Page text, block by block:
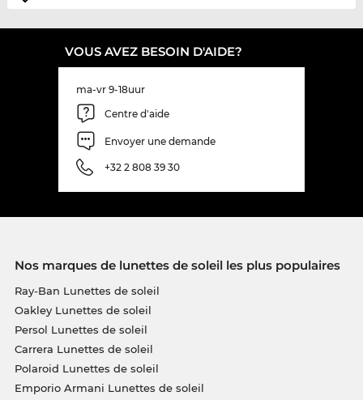
VOUS AVEZ BESOIN D'AIDE?
ma-vr 9-18uur
Centre d'aide
Envoyer une demande
+32 2 808 39 30
Nos marques de lunettes de soleil les plus populaires
Ray-Ban Lunettes de soleil
Oakley Lunettes de soleil
Persol Lunettes de soleil
Carrera Lunettes de soleil
Polaroid Lunettes de soleil
Emporio Armani Lunettes de soleil